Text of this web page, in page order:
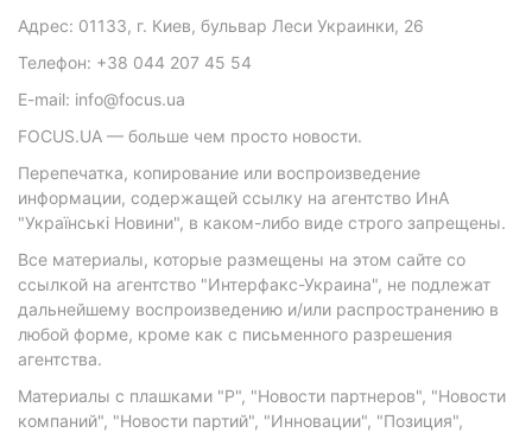
Адрес: 01133, г. Киев, бульвар Леси Украинки, 26
Телефон: +38 044 207 45 54
E-mail: info@focus.ua
FOCUS.UA — больше чем просто новости.
Перепечатка, копирование или воспроизведение
информации, содержащей ссылку на агентство ИнА
"Українські Новини", в каком-либо виде строго запрещены.
Все материалы, которые размещены на этом сайте со
ссылкой на агентство "Интерфакс-Украина", не подлежат
дальнейшему воспроизведению и/или распространению в
любой форме, кроме как с письменного разрешения
агентства.
Материалы с плашками "Р", "Новости партнеров", "Новости
компаний", "Новости партий", "Инновации", "Позиция",